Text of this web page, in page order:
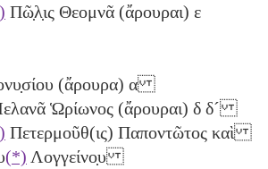
Πῶ̣λ̣ις Θεομνᾶ (ἄρουραι) ε
(ἄρουρα) α
Ὡρίωνος (ἄρουραι) δ δ´
Πετερμοῦθ(ις) Παποντῶτος καὶ
(*) Λογγείνο̣υ